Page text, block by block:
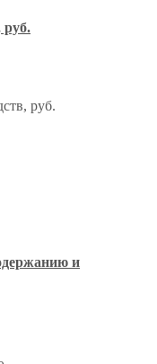
руб.
руб.
и